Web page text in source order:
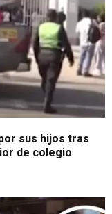
sus hijos tras
de colegio